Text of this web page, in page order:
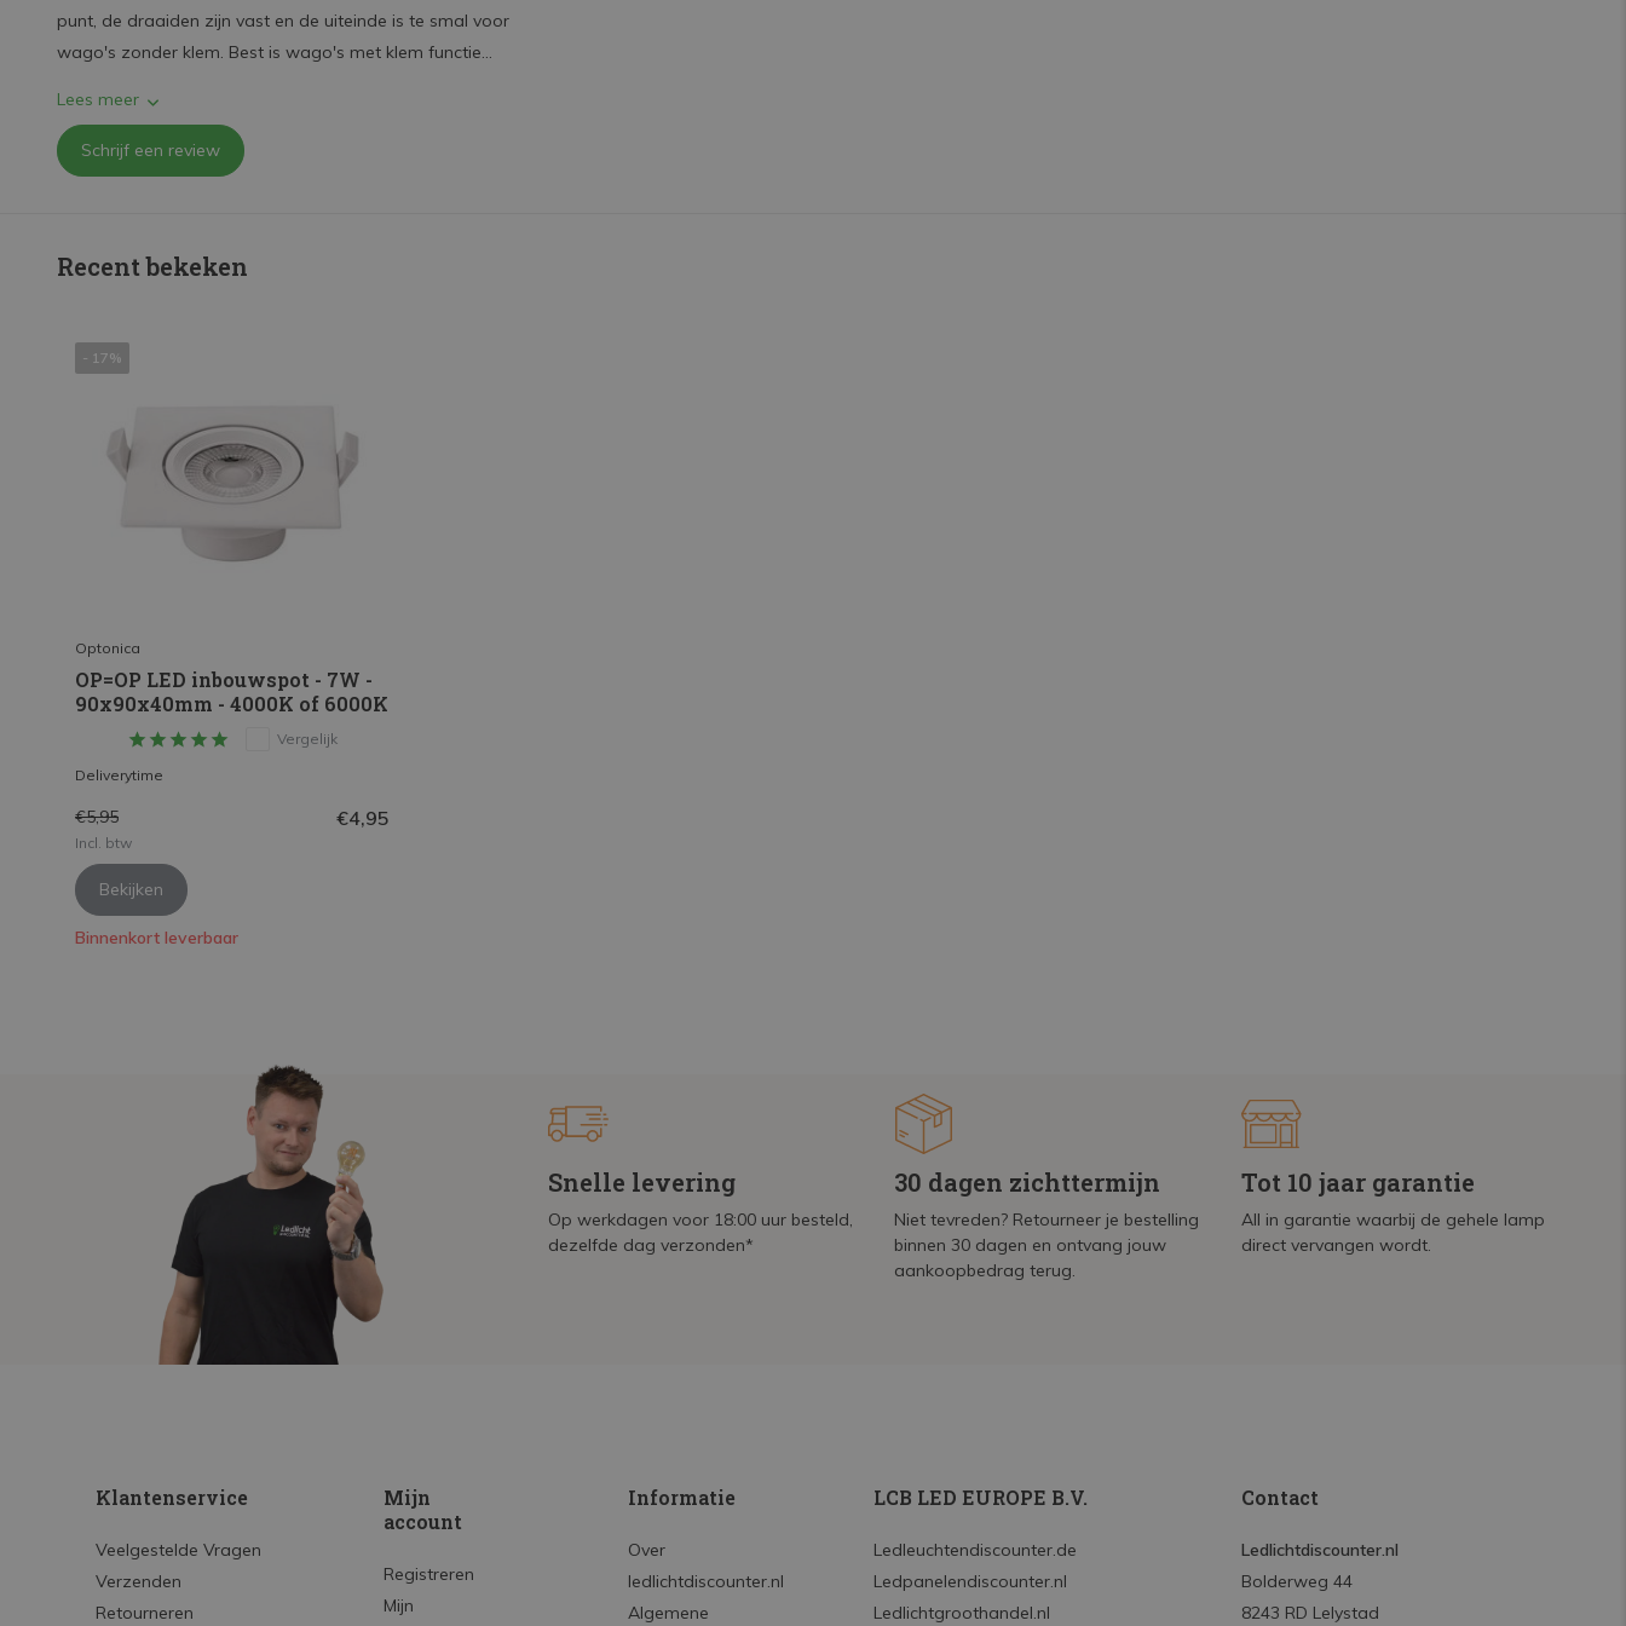
punt, de draaiden zijn vast en de uiteinde is te smal voor
wago's zonder klem. Best is wago's met klem functie...
Lees meer
Schrijf een review
Recent bekeken
- 17%
Optonica
OP=OP LED inbouwspot - 7W -
90x90x40mm - 4000K of 6000K
Vergelijk
Deliverytime
€5,95 €4,95
Incl. btw
Bekijken
Binnenkort leverbaar
Snelle levering
Op werkdagen voor 18:00 uur besteld,
dezelfde dag verzonden*
30 dagen zichttermijn
Niet tevreden? Retourneer je bestelling
binnen 30 dagen en ontvang jouw
aankoopbedrag terug.
Tot 10 jaar garantie
All in garantie waarbij de gehele lamp
direct vervangen wordt.
Klantenservice
Veelgestelde Vragen
Verzenden
Retourneren
Mijn
account
Registreren
Mijn
Informatie
Over
ledlichtdiscounter.nl
Algemene
LCB LED EUROPE B.V.
Ledleuchtendiscounter.de
Ledpanelendiscounter.nl
Ledlichtgroothandel.nl
Contact
Ledlichtdiscounter.nl
Bolderweg 44
8243 RD Lelystad